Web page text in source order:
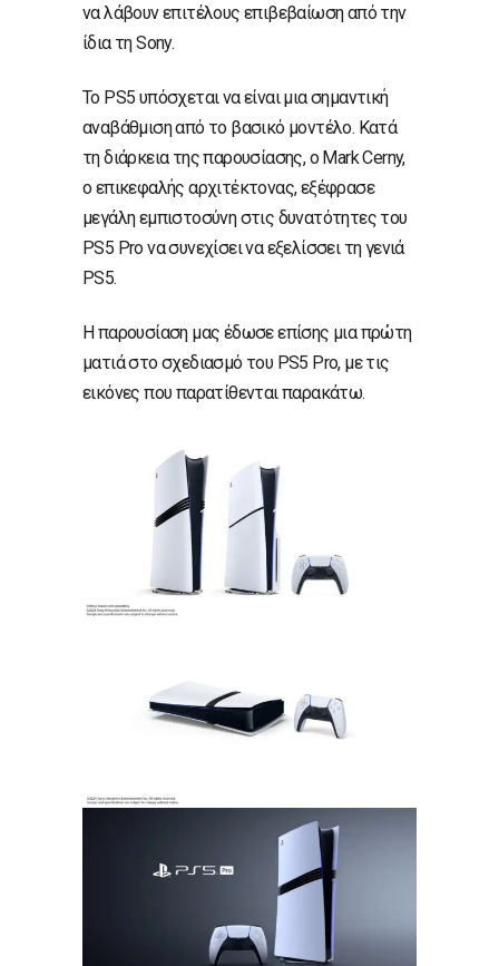
να λάβουν επιτέλους επιβεβαίωση από την
ίδια τη Sony.
Το PS5 υπόσχεται να είναι μια σημαντική
αναβάθμιση από το βασικό μοντέλο. Κατά
τη διάρκεια της παρουσίασης, ο Mark Cerny,
ο επικεφαλής αρχιτέκτονας, εξέφρασε
μεγάλη εμπιστοσύνη στις δυνατότητες του
PS5 Pro να συνεχίσει να εξελίσσει τη γενιά
PS5.
Η παρουσίαση μας έδωσε επίσης μια πρώτη
ματιά στο σχεδιασμό του PS5 Pro, με τις
εικόνες που παρατίθενται παρακάτω.